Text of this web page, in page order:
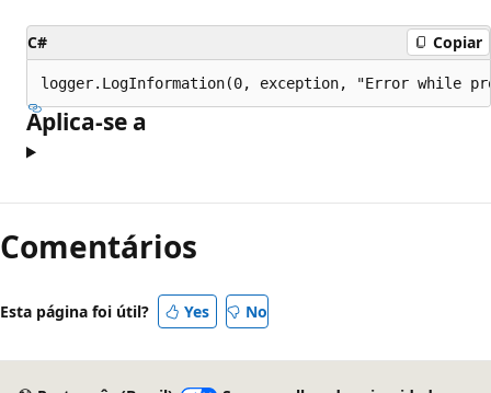
C# Copiar
Aplica-se a
Comentários
Esta página foi útil? Yes No